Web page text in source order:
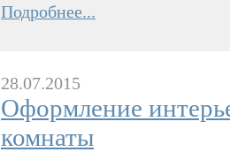
Подробнее...
28.07.2015
Оформление
комнаты